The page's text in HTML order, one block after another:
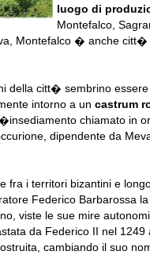
luogo di
Montefalco,
Montefalco � anche citt�
della citt� sembrino
intorno a un castrum
chiamato in
dipendente da
fra i territori bizantini e
Federico Barbarossa la
viste le sue mire
da Federico II nel 1249
cambiando il suo